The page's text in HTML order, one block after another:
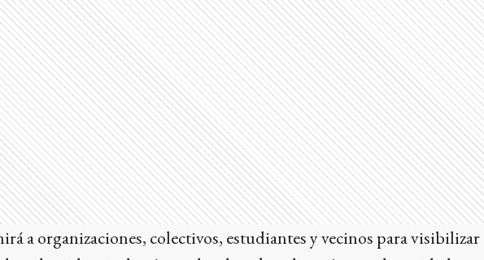
a organizaciones, colectivos, estudiantes y vecinos para visibilizar